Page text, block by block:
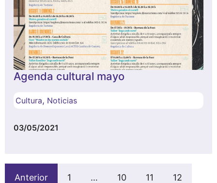
Agenda cultural mayo
Cultura, Noticias
03/05/2021
Anterior 1 … 10 11 12